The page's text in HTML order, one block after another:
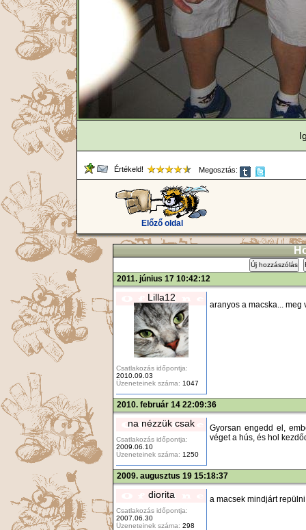
Értékeld! Megosztás:
Előző oldal
Új hozzászólás
2011. június 17 10:42:12
Lilla12
Csatlakozás időpontja:
2010.09.03
Üzeneteinek száma: 1047
aranyos a macska...
2010. február 14 22:09:36
na nézzük csak
Csatlakozás időpontja:
2009.06.10
Üzeneteinek száma: 1250
Gyorsan engedd el,
véget a hús, és hol
2009. augusztus 19 15:18:37
diorita
Csatlakozás időpontja:
2007.06.30
Üzeneteinek száma: 298
a macsek mindjárt